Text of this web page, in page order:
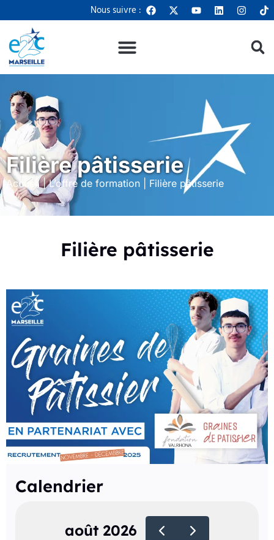
Nous suivre :
Filière pâtisserie
Accueil|L’offre de formation Filière pâtisserie
Filière pâtisserie
Calendrier
août 2026
Panneau de gestion des cookies